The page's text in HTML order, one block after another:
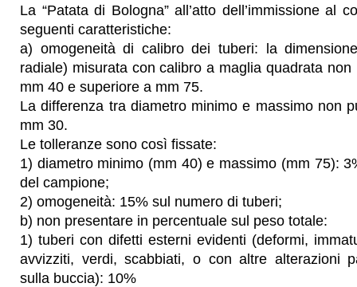
La “Patata di Bologna” all’atto dell’immissione al
seguenti caratteristiche:
a) omogeneità di calibro dei tuberi: la
radiale) misurata con calibro a maglia quadrata
mm 40 e superiore a mm 75.
La differenza tra diametro minimo e massimo non
mm 30.
Le tolleranze sono così fissate:
1) diametro minimo (mm 40) e massimo (mm 75):
del campione;
2) omogeneità: 15% sul numero di tuberi;
b) non presentare in percentuale sul peso totale:
1) tuberi con difetti esterni evidenti (deformi,
avvizziti, verdi, scabbiati, o con altre alterazioni
sulla buccia): 10%